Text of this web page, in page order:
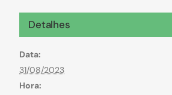
Microcrédito
Para MEI, microempresas e pessoas físicas
(feirantes e transportes)
Detalhes
Data:
31/08/2023
Hora: